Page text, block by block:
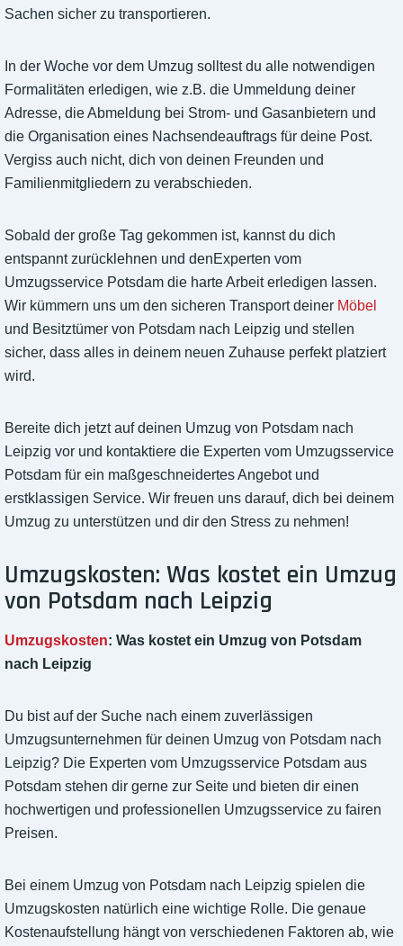
Sachen sicher zu transportieren.
In der Woche vor dem Umzug solltest du alle notwendigen
Formalitäten erledigen, wie z.B. die Ummeldung deiner
Adresse, die Abmeldung bei Strom- und Gasanbietern und
die Organisation eines Nachsendeauftrags für deine Post.
Vergiss auch nicht, dich von deinen Freunden und
Familienmitgliedern zu verabschieden.
Sobald der große Tag gekommen ist, kannst du dich
entspannt zurücklehnen und denExperten vom
Umzugsservice Potsdam die harte Arbeit erledigen lassen.
Wir kümmern uns um den sicheren Transport deiner Möbel
und Besitztümer von Potsdam nach Leipzig und stellen
sicher, dass alles in deinem neuen Zuhause perfekt platziert
wird.
Bereite dich jetzt auf deinen Umzug von Potsdam nach
Leipzig vor und kontaktiere die Experten vom Umzugsservice
Potsdam für ein maßgeschneidertes Angebot und
erstklassigen Service. Wir freuen uns darauf, dich bei deinem
Umzug zu unterstützen und dir den Stress zu nehmen!
Umzugskosten: Was kostet ein Umzug
von Potsdam nach Leipzig
Umzugskosten: Was kostet ein Umzug von Potsdam
nach Leipzig
Du bist auf der Suche nach einem zuverlässigen
Umzugsunternehmen für deinen Umzug von Potsdam nach
Leipzig? Die Experten vom Umzugsservice Potsdam aus
Potsdam stehen dir gerne zur Seite und bieten dir einen
hochwertigen und professionellen Umzugsservice zu fairen
Preisen.
Bei einem Umzug von Potsdam nach Leipzig spielen die
Umzugskosten natürlich eine wichtige Rolle. Die genaue
Kostenaufstellung hängt von verschiedenen Faktoren ab, wie